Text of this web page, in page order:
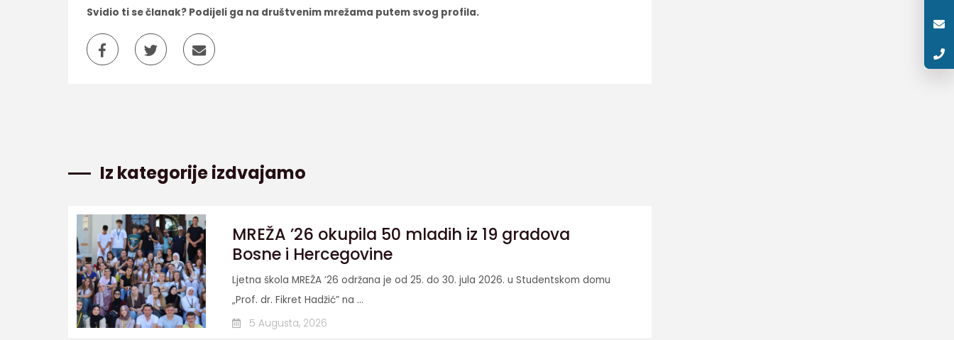
Svidio ti se članak? Podijeli ga na društvenim mrežama putem svog profila.
Iz kategorije izdvajamo
MREŽA ’26 okupila 50 mladih iz 19 gradova
Bosne i Hercegovine
Ljetna škola MREŽA ’26 održana je od 25. do 30. jula 2026. u Studentskom domu
„Prof. dr. Fikret Hadžić” na ...
5 Augusta, 2026